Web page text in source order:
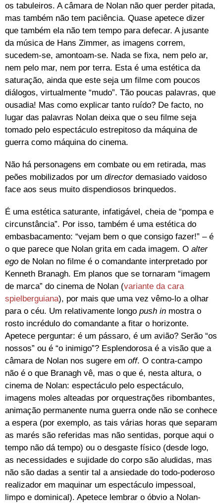
os tabuleiros. A câmara de Nolan não quer perder pitada,
mas também não tem paciência. Quase apetece dizer
que também ela não tem tempo para defecar. A jusante
da música de Hans Zimmer, as imagens correm,
sucedem-se, amontoam-se. Nada se fixa, nem pelo ar,
nem pelo mar, nem por terra. Esta é uma estética da
saturação, ainda que este seja um filme com poucos
diálogos, virtualmente “mudo”. Tão poucas palavras, que
ousadia! Mas como explicar tanto ruído? De facto, no
lugar das palavras Nolan deixa que o seu filme seja
tomado pelo espectáculo estrepitoso da máquina de
guerra como máquina do cinema.
Não há personagens em combate ou em retirada, mas
peões mobilizados por um director demasiado vaidoso
face aos seus muito dispendiosos brinquedos.
É uma estética saturante, infatigável, cheia de “pompa e
circunstância”. Por isso, também é uma estética do
embasbacamento: “vejam bem o que consigo fazer!” – é
o que parece que Nolan grita em cada imagem. O alter
ego de Nolan no filme é o comandante interpretado por
Kenneth Branagh. Em planos que se tornaram “imagem
de marca” do cinema de Nolan (variante da cara
spielberguiana), por mais que uma vez vêmo-lo a olhar
para o céu. Um relativamente longo push in mostra o
rosto incrédulo do comandante a fitar o horizonte.
Apetece perguntar: é um pássaro, é um avião? Serão “os
nossos” ou é “o inimigo”? Esplendorosa é a visão que a
câmara de Nolan nos sugere em off. O contra-campo
não é o que Branagh vê, mas o que é, nesta altura, o
cinema de Nolan: espectáculo pelo espectáculo,
imagens moles alteadas por orquestrações ribombantes,
animação permanente numa guerra onde não se conhece
a espera (por exemplo, as tais várias horas que separam
as marés são referidas mas não sentidas, porque aqui o
tempo não dá tempo) ou o desgaste físico (desde logo,
as necessidades e sujidade do corpo são aludidas, mas
não são dadas a sentir tal a ansiedade do todo-poderoso
realizador em maquinar um espectáculo impessoal,
limpo e dominical). Apetece lembrar o óbvio a Nolan-